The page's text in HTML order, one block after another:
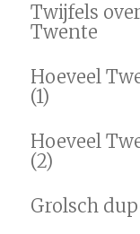
Twijfels
Twente
Hoeveel
(1)
Hoeveel
(2)
Grolsch